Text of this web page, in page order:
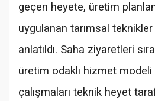
geçen heyete, üretim
uygulanan tarımsal
anlatıldı. Saha ziyaretleri
üretim odaklı hizmet modeli
çalışmaları teknik heyet